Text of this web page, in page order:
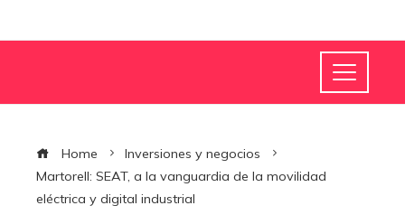
Home
Inversiones y negocios
Martorell: SEAT, a la vanguardia de la movilidad
eléctrica y digital industrial